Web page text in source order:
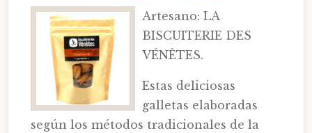
Artesano: LA
BISCUITERIE DES
VÉNÈTES.
Estas deliciosas
galletas elaboradas
según los métodos tradicionales de la